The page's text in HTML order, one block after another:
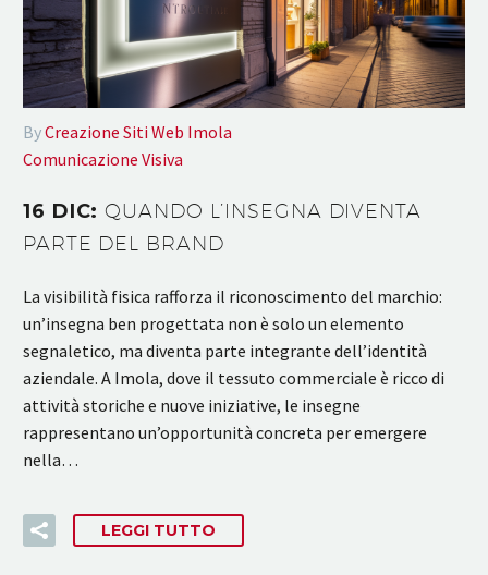
ByCreazione Siti Web Imola
Comunicazione Visiva
16 DIC:QUANDO L’INSEGNA DIVENTA
PARTE DEL BRAND
La visibilità fisica rafforza il riconoscimento del marchio:
un’insegna ben progettata non è solo un elemento
segnaletico, ma diventa parte integrante dell’identità
aziendale. A Imola, dove il tessuto commerciale è ricco di
attività storiche e nuove iniziative, le insegne
rappresentano un’opportunità concreta per emergere
nella…
LEGGI TUTTO